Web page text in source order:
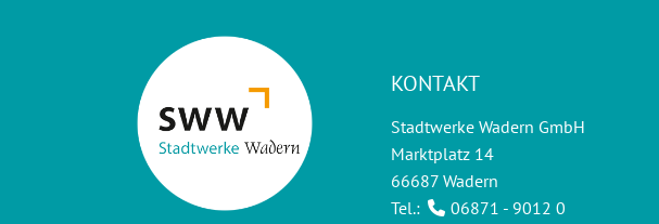
KONTAKT
Stadtwerke Wadern GmbH
Marktplatz 14
66687 Wadern
Tel.:
06871 - 9012 0